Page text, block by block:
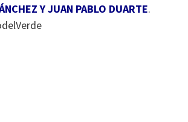
Y JUAN PABLO DUARTE.